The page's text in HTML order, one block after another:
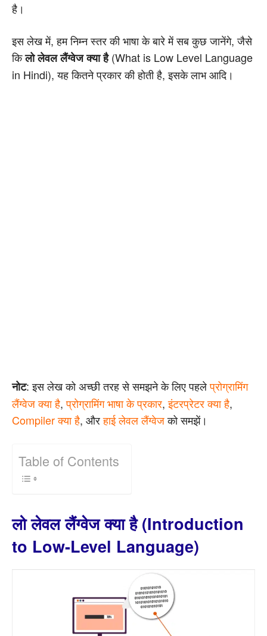
है।
इस लेख में, हम निम्न स्तर की भाषा के बारे में सब कुछ जानेंगे, जैसे
किलो लेवल लैंग्वेज क्या है(What is Low Level Language
in Hindi), यह कितने प्रकार की होती है, इसके लाभ आदि।
नोट: इस लेख को अच्छी तरह से समझने के लिए पहलेप्रोग्रामिंग
लैंग्वेज क्या है,प्रोग्रामिंग भाषा के प्रकार,इंटरप्रेटर क्या है,
Compiler क्या है, औरहाई लेवल लैंग्वेजको समझें।
Table of Contents
लो लेवल लैंग्वेज क्या है (Introduction
to Low-Level Language)